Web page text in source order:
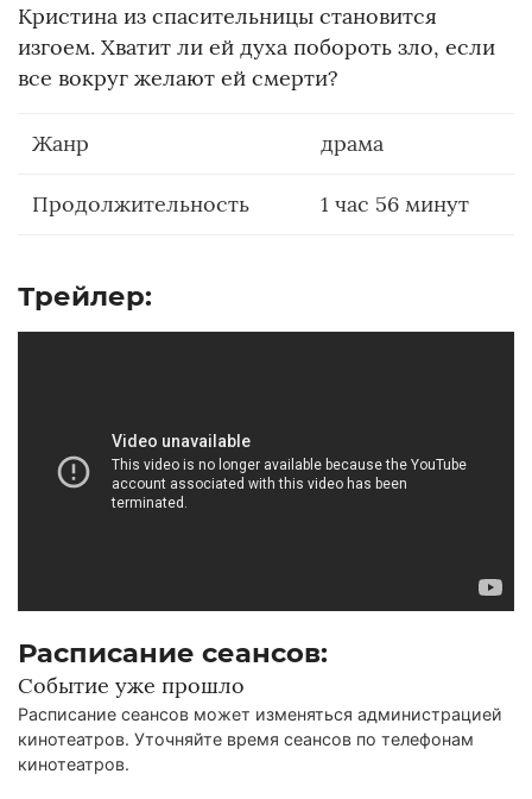
Кристина из спасительницы становится
изгоем. Хватит ли ей духа побороть зло, если
все вокруг желают ей смерти?
Жанр драма
Продолжительность 1 час 56 минут
Трейлер:
Расписание сеансов:
Событие уже прошло
Расписание сеансов может изменяться администрацией
кинотеатров. Уточняйте время сеансов по телефонам
кинотеатров.